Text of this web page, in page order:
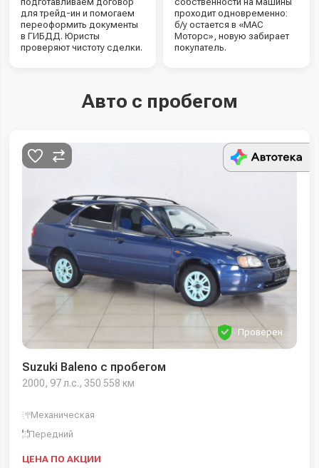
для трейд-ин и помогаем
переоформить документы
в ГИБДД. Юристы
проверяют чистоту сделки.
проходит одновременно:
б/у остается в «МАС
Моторс», новую забирает
покупатель.
Авто с пробегом
Проверен
Suzuki Baleno с пробегом
2000, 97 л.с., 350 558 км
Механическая
Передний
ЦЕНА ПО АКЦИИ